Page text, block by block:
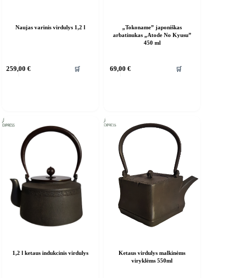
Naujas varinis virdulys 1,2 l
259,00€ 🛒
„Tokoname” japoniškas
arbatinukas „Atode No Kyusu”
450 ml
69,00 € 🛒
1,2 l ketaus indukcinis virdulys
Ketaus virdulys malkinėms
viryklėms 550ml